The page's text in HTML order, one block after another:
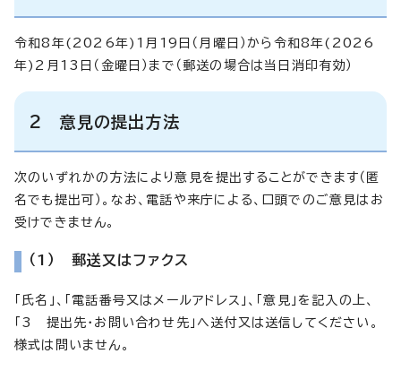
令和8年(2026年)1月19日（月曜日）から令和8年(2026
年)2月13日（金曜日）まで（郵送の場合は当日消印有効）
2 意見の提出方法
次のいずれかの方法により意見を提出することができます（匿
名でも提出可）。なお、電話や来庁による、口頭でのご意見はお
受けできません。
（1） 郵送又はファクス
「氏名」、「電話番号又はメールアドレス」、「意見」を記入の上、
「3 提出先・お問い合わせ先」へ送付又は送信してください。
様式は問いません。